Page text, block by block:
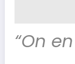
“On